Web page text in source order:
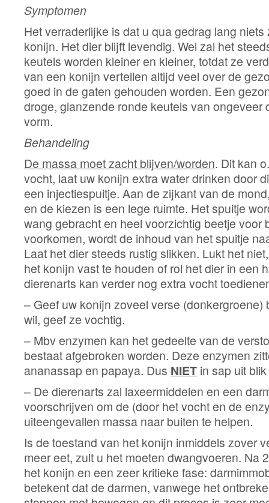
Symptomen
Het verraderlijke is dat u qua gedrag lang
konijn. Het dier blijft levendig. Wel zal het
keutels worden kleiner en kleiner, totdat ze
van een konijn vertellen altijd veel over de
goed in de gaten gehouden worden. Een
droge, glanzende ronde keutels van ongeveer
vorm.
Behandeling
De massa moet zacht blijven/worden. Dit kan
vocht, laat uw konijn extra water drinken door
een injectiespuitje. Aan de zijkant van de
en de kiezen is een lege ruimte. Het spuitje
wang gebracht en heel voorzichtig beetje voor
voorkomen, wordt de inhoud van het spuitje
Laat het dier steeds rustig slikken. Lukt het
het konijn vast te houden of rol het dier in een
dierenarts kan verder nog extra vocht
– Geef uw konijn zoveel verse (donkergroene)
wil, geef ze vochtig.
– Mbv enzymen kan het gedeelte van de
bestaat afgebroken worden. Deze enzymen
ananassap en papaya. Dus NIET in sap uit
– De dierenarts zal laxeermiddelen en een
voorschrijven om de (door het vocht en de
uiteengevallen massa naar buiten te helpen.
Is de toestand van het konijn inmiddels zover
meer eet, zult u het moeten dwangvoeren. Na
het konijn en een zeer kritieke fase:
betekent dat de darmen, vanwege het